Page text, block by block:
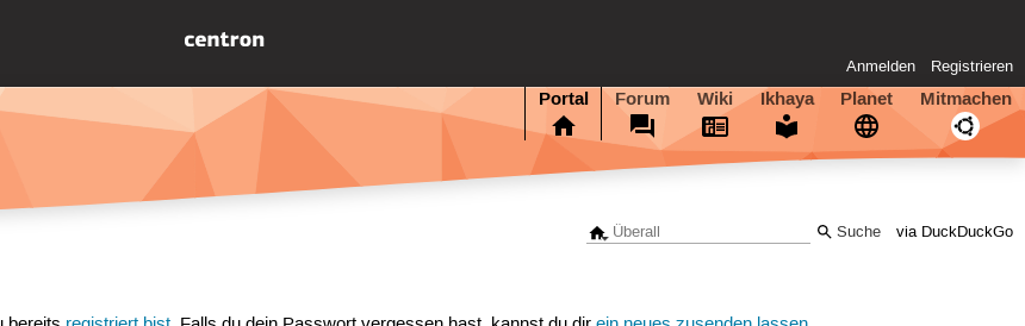
Anmelden Registrieren
Portal Forum Wiki Ikhaya Planet Mitmachen
via DuckDuckGo